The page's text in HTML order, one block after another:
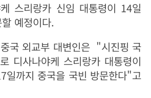
스리랑카 신임 대통령이 14일
예정이다.
국 외교부 대변인은 "시진핑 국
디사나야케 스리랑카 대통령이
일까지 중국을 국빈 방문한다"고